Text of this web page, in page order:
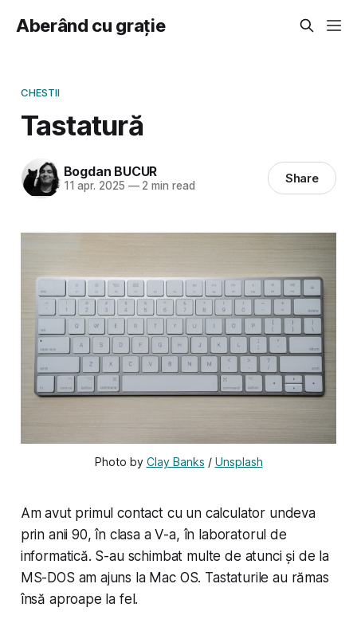
Aberând cu grație
CHESTII
Tastatură
Bogdan BUCUR
11 apr. 2025 —2 min read Share
Photo by Clay Banks / Unsplash
Am avut primul contact cu un calculator undeva
prin anii 90, în clasa a V-a, în laboratorul de
informatică. S-au schimbat multe de atunci și de la
MS-DOS am ajuns la Mac OS. Tastaturile au rămas
însă aproape la fel.